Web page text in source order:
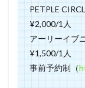
PETPLE
¥2,000/1人
アーリーイブ
¥1,500/1人
事前予約制（